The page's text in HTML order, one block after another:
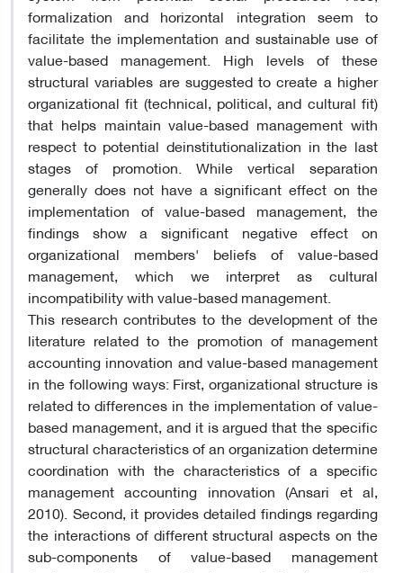
formalization and horizontal integration seem to
facilitate the implementation and sustainable use of
value-based management. High levels of these
structural variables are suggested to create a higher
organizational fit (technical, political, and cultural fit)
that helps maintain value-based management with
respect to potential deinstitutionalization in the last
stages of promotion. While vertical separation
generally does not have a significant effect on the
implementation of value-based management, the
findings show a significant negative effect on
organizational members' beliefs of value-based
management, which we interpret as cultural
incompatibility with value-based management.
This research contributes to the development of the
literature related to the promotion of management
accounting innovation and value-based management
in the following ways: First, organizational structure is
related to differences in the implementation of value-
based management, and it is argued that the specific
structural characteristics of an organization determine
coordination with the characteristics of a specific
management accounting innovation (Ansari et al,
2010). Second, it provides detailed findings regarding
the interactions of different structural aspects on the
sub-components of value-based management